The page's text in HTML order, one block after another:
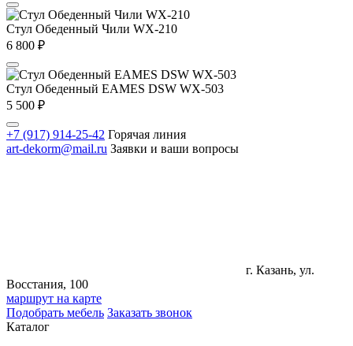
Стул Обеденный Чили WX-210
6 800 ₽
Стул Обеденный EAMES DSW WX-503
5 500 ₽
+7 (917) 914-25-42 Горячая линия
art-dekorm@mail.ru Заявки и ваши вопросы
г. Казань, ул.
Восстания, 100
маршрут на карте
Подобрать мебель Заказать звонок
Каталог